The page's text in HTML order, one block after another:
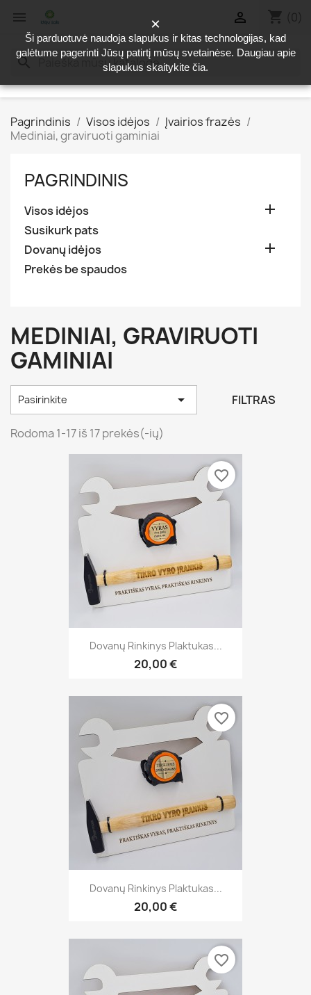
 shopping_cart (0)

search
Pagrindinis Visos idėjos
Įvairios frazės
Mediniai, graviruoti gaminiai
PAGRINDINIS
Visos idėjos 
Susikurk pats
Dovanų idėjos

Prekės be spaudos
MEDINIAI, GRAVIRUOTI
GAMINIAI
Pasirinkite  FILTRAS
Rodoma 1-17 iš 17 prekės(-ių)
Dovanų Rinkinys Plaktukas...
20,00 €
favorite_border
Dovanų Rinkinys Plaktukas...
20,00 €
favorite_border
favorite_border
Ši parduotuvė naudoja slapukus ir kitas technologijas, kad
galėtume pagerinti Jūsų patirtį mūsų svetainėse. Daugiau apie
slapukus skaitykite čia.
×